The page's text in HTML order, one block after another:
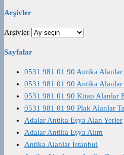
Arşivler
Arşivler
Sayfalar
0531 981 01 90 Antika Alanlar
0531 981 01 90 Antika Alanlar
0531 981 01 90 Kitap Alanlar
0531 981 01 90 Plak Alanlar
Adalar Antika Eşya Alan Yerler
Adalar Antika Eşya Alım
Antika Alanlar İstanbul